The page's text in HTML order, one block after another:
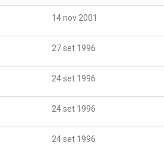
14 nov 2001
27 set 1996
24 set 1996
24 set 1996
24 set 1996